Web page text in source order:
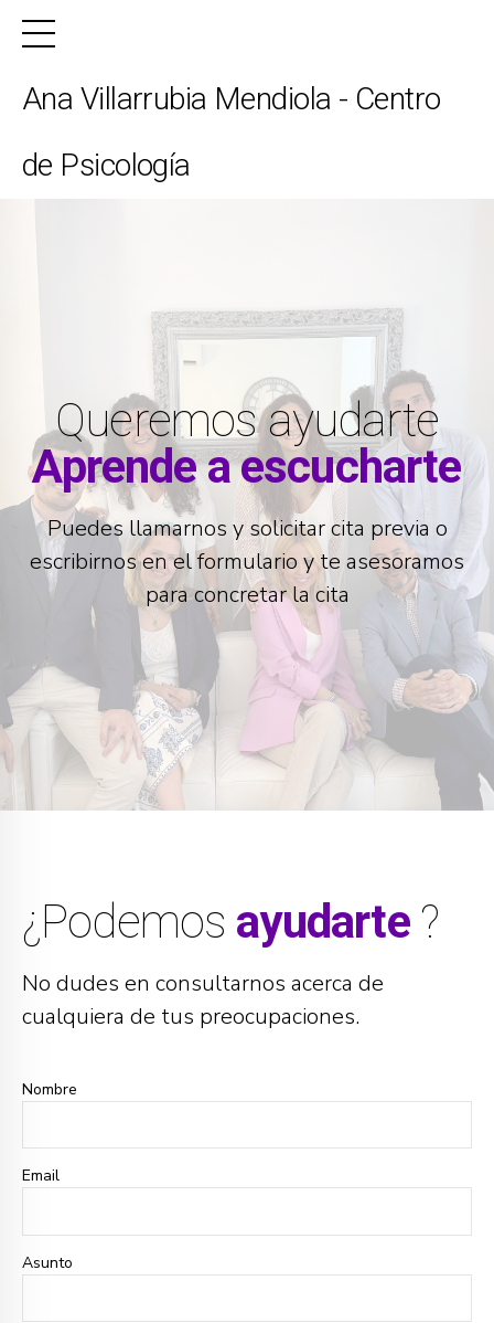
Ana Villarrubia Mendiola - Centro
de Psicología
Queremos ayudarte
Aprende a escucharte
Puedes llamarnos y solicitar cita previa o
escribirnos en el formulario y te asesoramos
para concretar la cita
¿Podemos ayudarte?
No dudes en consultarnos acerca de
cualquiera de tus preocupaciones.
Nombre
Email
Asunto